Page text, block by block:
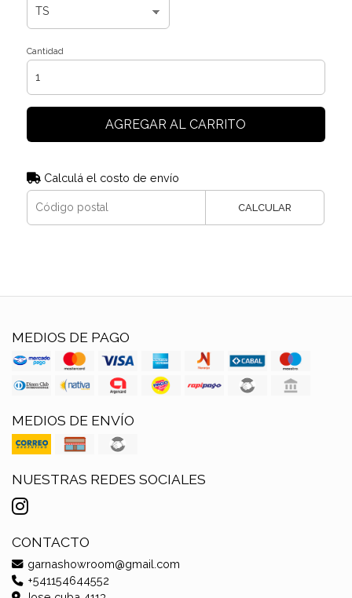
Cantidad
AGREGAR AL CARRITO
Calculá el costo de envío
CALCULAR
MEDIOS DE PAGO
MEDIOS DE ENVÍO
NUESTRAS REDES SOCIALES
CONTACTO
garnashowroom@gmail.com
+541154644552